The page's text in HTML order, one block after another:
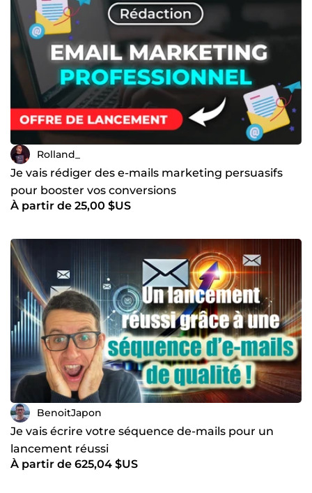
Rolland_
Je vais rédiger des e-mails marketing persuasifs
pour booster vos conversions
À partir de 25,00 $US
BenoitJapon
Je vais écrire votre séquence de-mails pour un
lancement réussi
À partir de 625,04 $US